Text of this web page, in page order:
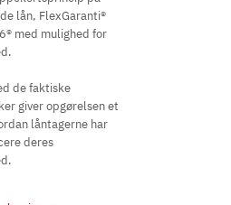
lån, FlexGaranti®
med mulighed for
de faktiske
giver opgørelsen et
låntagerne har
deres